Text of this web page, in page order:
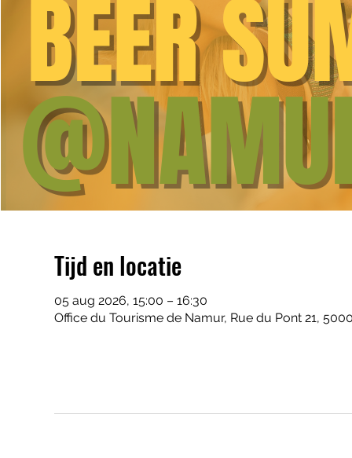
Tijd en locatie
05 aug 2026, 15:00 – 16:30
Office du Tourisme de Namur, Rue du Pont 21,